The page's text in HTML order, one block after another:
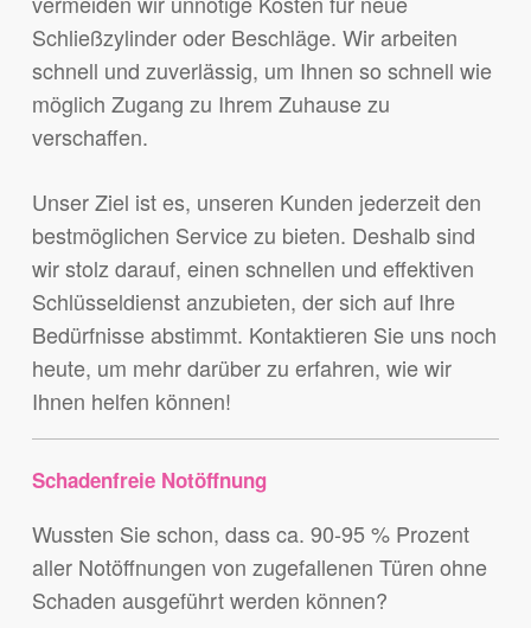
Schließzylinder oder Beschläge. Wir arbeiten
schnell und zuverlässig, um Ihnen so schnell wie
möglich Zugang zu Ihrem Zuhause zu
verschaffen.
Unser Ziel ist es, unseren Kunden jederzeit den
bestmöglichen Service zu bieten. Deshalb sind
wir stolz darauf, einen schnellen und effektiven
Schlüsseldienst anzubieten, der sich auf Ihre
Bedürfnisse abstimmt. Kontaktieren Sie uns noch
heute, um mehr darüber zu erfahren, wie wir
Ihnen helfen können!
Schadenfreie Notöffnung
Wussten Sie schon, dass ca. 90-95 % Prozent
aller Notöffnungen von zugefallenen Türen ohne
Schaden ausgeführt werden können?